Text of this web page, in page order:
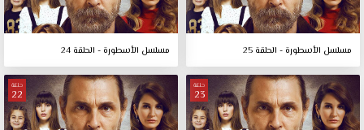
مسلسل الأسطورة - الحلقة 25 مسلسل الأسطورة - الحلقة 24
حلقة
23
حلقة
22